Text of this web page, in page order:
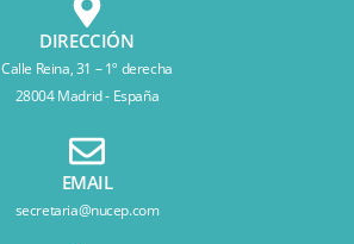
DIRECCIÓN
Calle Reina, 31 – 1º derecha
28004 Madrid - España
EMAIL
secretaria@nucep.com